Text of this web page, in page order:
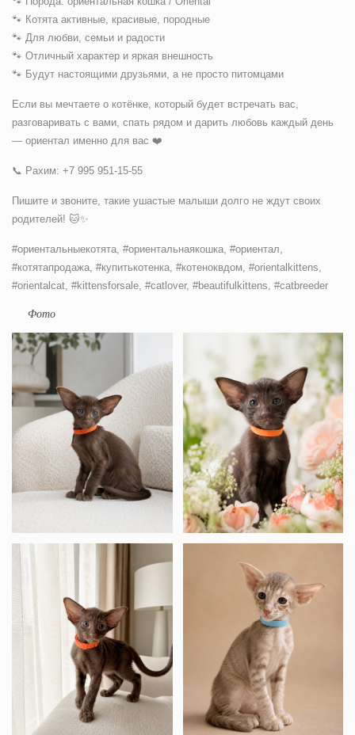
🐾 Котята активные, красивые, породные
🐾 Для любви, семьи и радости
🐾 Отличный характер и яркая внешность
🐾 Будут настоящими друзьями, а не просто питомцами
Если вы мечтаете о котёнке, который будет встречать вас,
разговаривать с вами, спать рядом и дарить любовь каждый день
— ориентал именно для вас ❤️
📞 Рахим: +7 995 951-15-55
Пишите и звоните, такие ушастые малыши долго не ждут своих
родителей! 🐱✨
#ориентальныекотята, #ориентальнаякошка, #ориентал,
#котятапродажа, #купитькотенка, #котеноквдом, #orientalkittens,
#orientalcat, #kittensforsale, #catlover, #beautifulkittens, #catbreeder
Фото